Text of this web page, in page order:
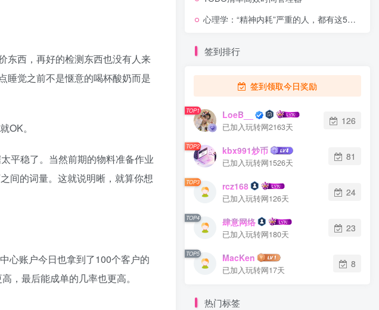
东西，再好的检测东西也没有人来
睡觉之前不是惬意的喝杯酸奶而是
OK。
平稳了。当然前期的物料准备作业
间的词量。这就说明晰，就算你想
心账户今日也拿到了100个客户的
，最后能成单的几率也更高。
心理学：“精神内耗”严重的人，都有这5个不好的习惯
签到排行
签到领取今日奖励
TOP1 LoeB__
已加入玩转网2163天
126
TOP2 kbx991炒币
已加入玩转网1526天
81
TOP3 rcz168
已加入玩转网126天
24
TOP4 肆意网络
已加入玩转网180天
23
TOP5 MacKen
已加入玩转网17天
8
热门标签